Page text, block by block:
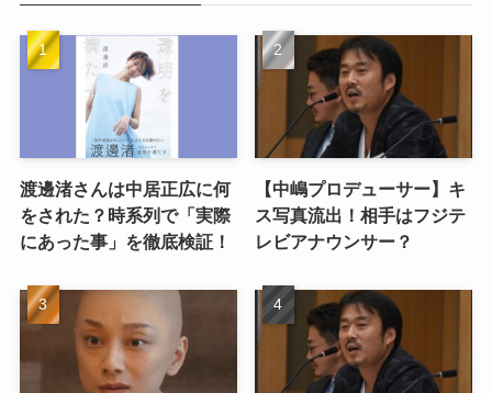
渡邊渚さんは中居正広に何
をされた？時系列で「実際
にあった事」を徹底検証！
【中嶋プロデューサー】キ
ス写真流出！相手はフジテ
レビアナウンサー？